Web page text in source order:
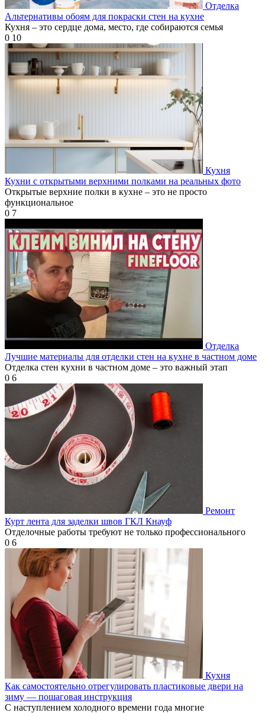
Отделка
Альтернативы обоям для покраски стен на кухне
Кухня – это сердце дома, место, где собираются семья
0 10
Кухня
Кухни с открытыми верхними полками на реальных фото
Открытые верхние полки в кухне – это не просто
функциональное
0 7
Отделка
Лучшие материалы для отделки стен на кухне в частном доме
Отделка стен кухни в частном доме – это важный этап
0 6
Ремонт
Курт лента для заделки швов ГКЛ Кнауф
Отделочные работы требуют не только профессионального
0 6
Кухня
Как самостоятельно отрегулировать пластиковые двери на
зиму — пошаговая инструкция
С наступлением холодного времени года многие